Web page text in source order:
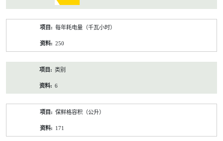
每年耗电量（千瓦小时）
250
类别
6
保鲜格容积（公升）
171